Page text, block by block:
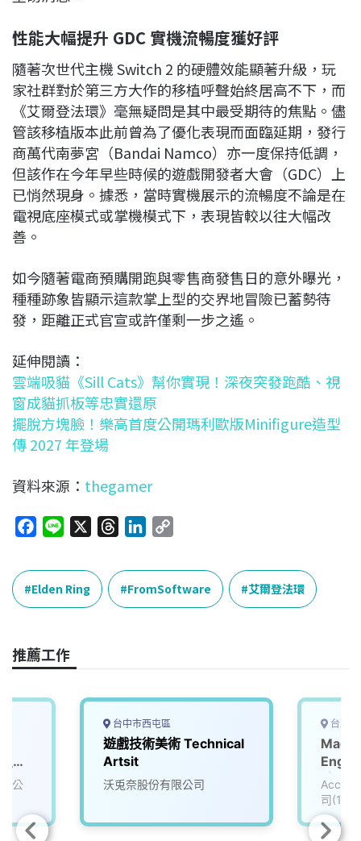
性能大幅提升 GDC 實機流暢度獲好評
隨著次世代主機 Switch 2 的硬體效能顯著升級，玩
家社群對於第三方大作的移植呼聲始終居高不下，而
《艾爾登法環》毫無疑問是其中最受期待的焦點。儘
管該移植版本此前曾為了優化表現而面臨延期，發行
商萬代南夢宮（Bandai Namco）亦一度保持低調，
但該作在今年早些時候的遊戲開發者大會（GDC）上
已悄然現身。據悉，當時實機展示的流暢度不論是在
電視底座模式或掌機模式下，表現皆較以往大幅改
善。
如今隨著電商預購開跑與零售商發售日的意外曝光，
種種跡象皆顯示這款掌上型的交界地冒險已蓄勢待
發，距離正式官宣或許僅剩一步之遙。
延伸閱讀：
雲端吸貓《Sill Cats》幫你實現！深夜突發跑酷、視
窗成貓抓板等忠實還原
擺脫方塊臉！樂高首度公開瑪利歐版Minifigure造型
傳 2027 年登場
資料來源： thegamer
c
e
b
o
k
n
e
r
e
a
n
k
e
n
p
y
L
k
Elden Ring FromSoftware 艾爾登法環
推薦工作
知
公
台中市西屯區
遊戲技術美術 Technical
Artsit
沃兎奈股份有限公司
台北
_知名
司